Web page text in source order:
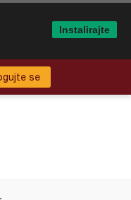
se
Instalirajte